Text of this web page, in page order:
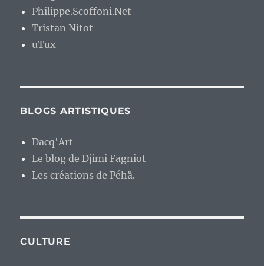
Philippe.Scoffoni.Net
Tristan Nitot
uTux
BLOGS ARTISTIQUES
Dacq'Art
Le blog de Djimi Fagniot
Les créations de Péhä.
CULTURE